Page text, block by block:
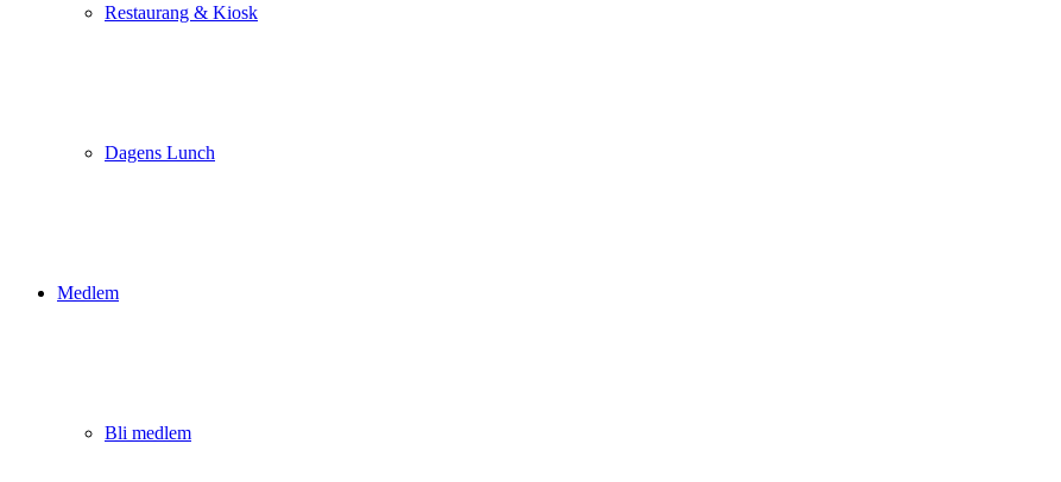
Restaurang & Kiosk
Dagens Lunch
Medlem
Bli medlem